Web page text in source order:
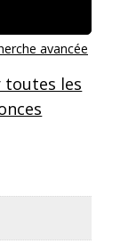
avancée
toutes les